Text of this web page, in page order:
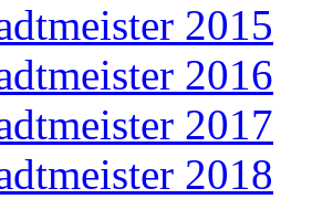
2015
2016
2017
2018